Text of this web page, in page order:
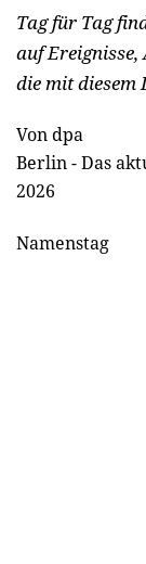
Tag für Tag
auf Ereignisse,
die mit diesem
Von dpa
Berlin - Das
2026
Namenstag